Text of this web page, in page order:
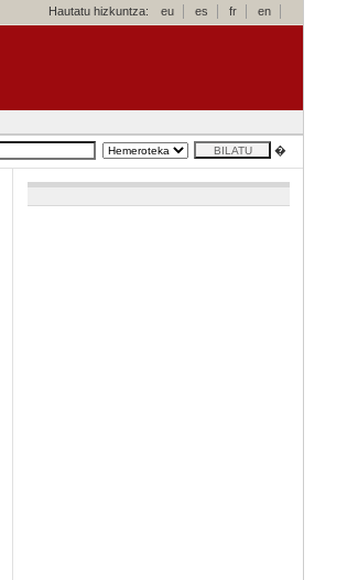
Hautatu hizkuntza: eu es fr en
�